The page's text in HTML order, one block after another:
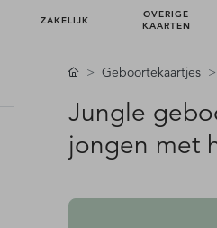
ZAKELIJK
OVERIGE
KAARTEN
Geboortekaartjes
Jungle
jongen met